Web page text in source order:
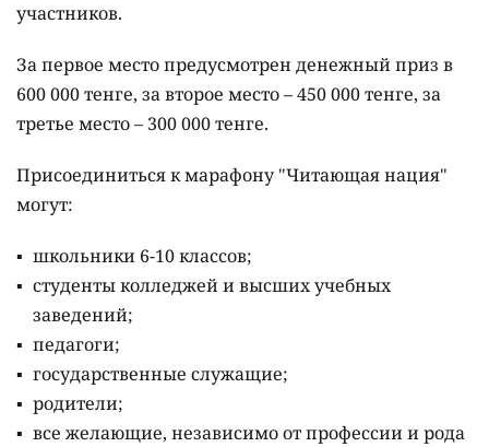
участников.
За первое место предусмотрен денежный приз в
600 000 тенге, за второе место – 450 000 тенге, за
третье место – 300 000 тенге.
Присоединиться к марафону "Читающая нация"
могут:
школьники 6-10 классов;
студенты колледжей и высших учебных
заведений;
педагоги;
государственные служащие;
родители;
все желающие, независимо от профессии и рода